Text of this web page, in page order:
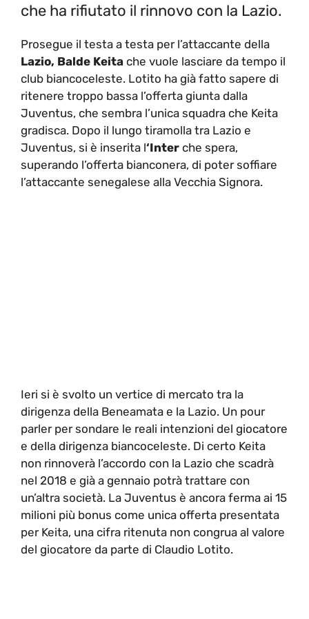
che ha rifiutato il rinnovo con la Lazio.
Prosegue il testa a testa per l’attaccante della
Lazio, Balde Keita che vuole lasciare da tempo il
club biancoceleste. Lotito ha già fatto sapere di
ritenere troppo bassa l’offerta giunta dalla
Juventus, che sembra l’unica squadra che Keita
gradisca. Dopo il lungo tiramolla tra Lazio e
Juventus, si è inserita l‘Inter che spera,
superando l’offerta bianconera, di poter soffiare
l’attaccante senegalese alla Vecchia Signora.
Ieri si è svolto un vertice di mercato tra la
dirigenza della Beneamata e la Lazio. Un pour
parler per sondare le reali intenzioni del giocatore
e della dirigenza biancoceleste. Di certo Keita
non rinnoverà l’accordo con la Lazio che scadrà
nel 2018 e già a gennaio potrà trattare con
un’altra società. La Juventus è ancora ferma ai 15
milioni più bonus come unica offerta presentata
per Keita, una cifra ritenuta non congrua al valore
del giocatore da parte di Claudio Lotito.